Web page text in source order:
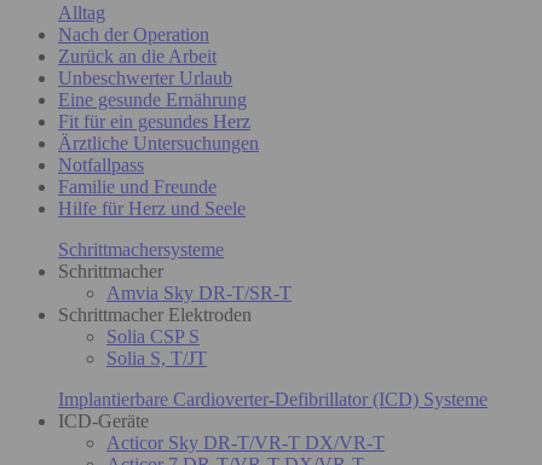
Alltag
Nach der Operation
Zurück an die Arbeit
Unbeschwerter Urlaub
Eine gesunde Ernährung
Fit für ein gesundes Herz
Ärztliche Untersuchungen
Notfallpass
Familie und Freunde
Hilfe für Herz und Seele
Schrittmachersysteme
Schrittmacher
Amvia Sky DR-T/SR-T
Schrittmacher Elektroden
Solia CSP S
Solia S, T/JT
Implantierbare Cardioverter-Defibrillator (ICD) Systeme
ICD-Geräte
Acticor Sky DR-T/VR-T DX/VR-T